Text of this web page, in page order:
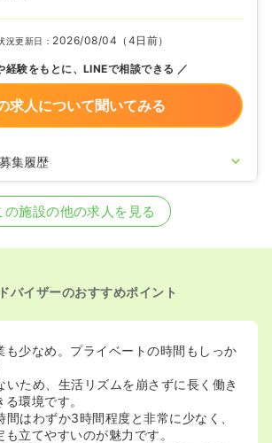
況更新日： 2026/08/04（4日前）
経験をもとに、LINEで相談できる
求人について聞いてみる
集履歴
師の募集を休止
師を募集中
の施設の他の求人を見る
バイザーのおすすめポイント
も少なめ。プライベートの時間もしっか
ため、生活リズムを崩さずに長く働き
環境です。
はわずか3時間程度と非常に少なく、
立てやすいのが魅力です。